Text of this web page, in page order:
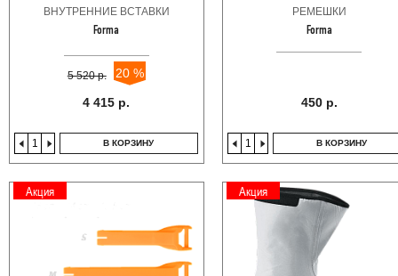
ВНУТРЕННИЕ ВСТАВКИ
Forma
5 520 р. 20 %
4 415 р.
В КОРЗИНУ
РЕМЕШКИ
Forma
450 р.
В КОРЗИНУ
Акция Акция